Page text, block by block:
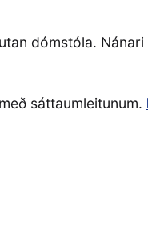
dómstóla.
sáttaumleitunum.